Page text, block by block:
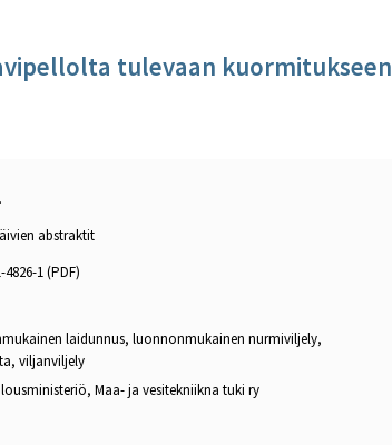
tulevaan kuormitukseen
abstraktit
4826-1 (PDF)
laidunnus, luonnonmukainen nurmiviljely,
viljanviljely
Maa- ja vesitekniikna tuki ry